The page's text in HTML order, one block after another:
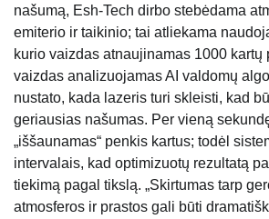
našumą, Esh-Tech dirbo stebėdama
emiterio ir taikinio; tai atliekama
kurio vaizdas atnaujinamas 1000 kartų
vaizdas analizuojamas AI valdomų
nustato, kada lazeris turi skleisti, kad
geriausias našumas. Per vieną
„iššaunamas“ penkis kartus; todėl
intervalais, kad optimizuotų rezultatą
tiekimą pagal tikslą. „Skirtumas tarp
atmosferos ir prastos gali būti